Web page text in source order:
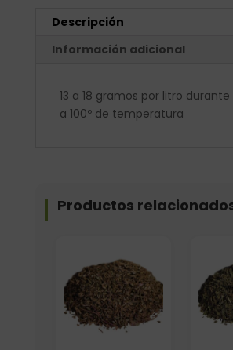
Descripción
Información adicional
13 a 18 gramos por litro durante
a 100º de temperatura
Productos